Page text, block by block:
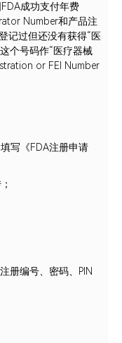
成功支付年费
Number和产品注
记过但还没有获得“医
个号码作“医疗器械
or FEI Number
写《FDA注册申请
册编号、密码、PIN